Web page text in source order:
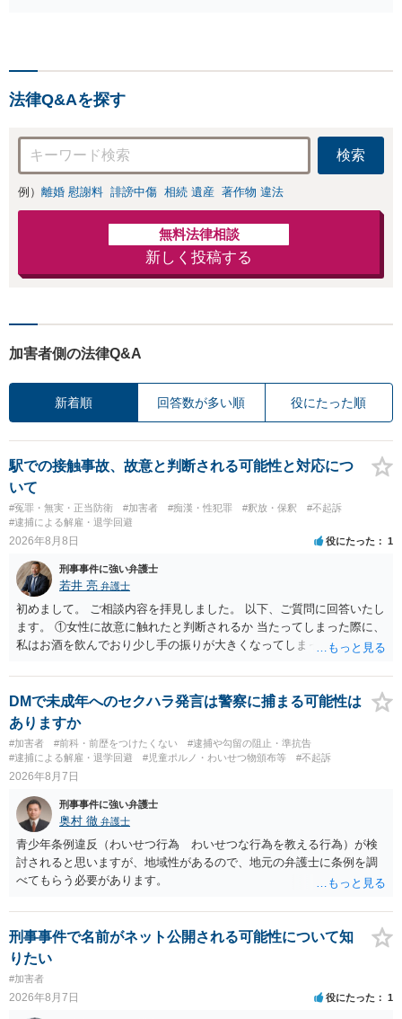
非弁護士泉義孝にご相談
法律Q&Aを探す
検索
例） 離婚 慰謝料 誹謗中傷 相続 遺産 著作物 違法
無料法律相談
新しく投稿する
加害者側の法律Q&A
新着順 回答数が多い順 役にたった順
駅での接触事故、故意と判断される可能性と対応につ
いて
#冤罪・無実・正当防衛 #加害者 #痴漢・性犯罪 #釈放・保釈
#不起訴
#逮捕による解雇・退学回避
2026年8月8日 役にたった 1
刑事事件に強い弁護士
若井 亮 弁護士
初めまして。 ご相談内容を拝見しました。 以下、ご質問に回答いたし
ます。 ①女性に故意に触れたと判断されるか 当たってしまった際に、
私はお酒を飲んでおり少し手の振りが大きくなってしまっていたこと
いた場合、故意だと判定されやすいのでしょうか？ お伺いする限り、
故意があると判断されることは無いかと思います。 ②逮捕、呼び出し
の可能性 この行為により、痴漢やその他の犯罪を犯したとして、逮
捕、呼び出しされる可能性はどれほどでしょうか？ 誤って当たってし
まっただけであり、さらにその場で女性等のアクションが無かったこ
とからすると、この後に呼び出される可能性は極めて低いと思いま
能性があると考えれば良いのでしょうか？ 逮捕や呼び出しの可能性は
極めて低いと思います。 連絡が来ることはないでしょう。
DMで未成年へのセクハラ発言は警察に捕まる可能性は
ありますか
#加害者 #前科・前歴をつけたくない
#逮捕や勾留の阻止・準抗告
#逮捕による解雇・退学回避
#児童ポルノ・わいせつ物頒布等 #不起訴
2026年8月7日
刑事事件に強い弁護士
奥村 徹 弁護士
青少年条例違反（わいせつ行為 わいせつな行為を教える行為）が検
討されると思いますが、地域性があるので、地元の弁護士に条例を調
べてもらう必要があります。
刑事事件で名前がネット公開される可能性について知
りたい
#加害者
2026年8月7日 役にたった 1